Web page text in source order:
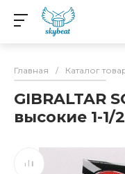
Главная / Каталог
GIBRALTAR
высокие 1-1/